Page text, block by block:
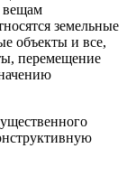
вещам
земельные
объекты и все,
перемещение